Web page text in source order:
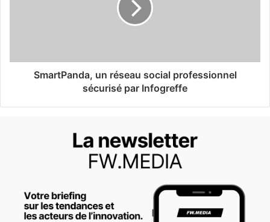
SmartPanda, un réseau social professionnel
sécurisé par Infogreffe